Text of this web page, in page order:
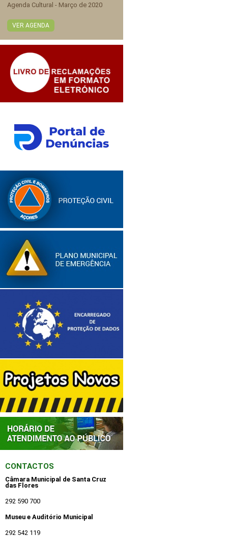
Agenda Cultural - Março de 2020
VER AGENDA
CONTACTOS
Câmara Municipal de Santa Cruz
das Flores
292 590 700
Museu e Auditório Municipal
292 542 119